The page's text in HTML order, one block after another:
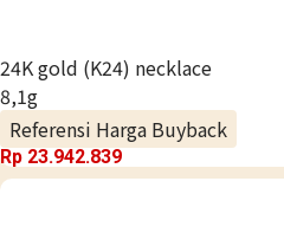
24K gold (K24) necklace
8,1g
Referensi Harga Buyback
Rp 23.942.839